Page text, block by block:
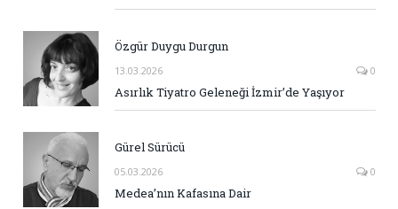
Özgür Duygu Durgun
13.03.2026 0
Asırlık Tiyatro Geleneği İzmir’de Yaşıyor
Gürel Sürücü
05.03.2026 0
Medea’nın Kafasına Dair